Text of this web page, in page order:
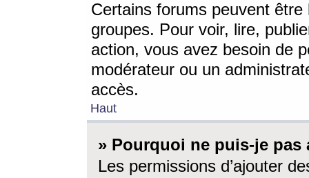
Certains forums peuvent être
groupes. Pour voir, lire,
action, vous avez besoin de
modérateur ou un
accès.
Haut
» Pourquoi ne puis-je
Les permissions d’ajouter